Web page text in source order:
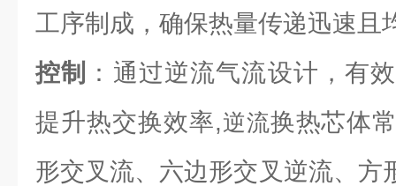
工序制成，确保热量传递迅速且
控制
：通过逆流气流设计，有
提升热交换效率,逆流换热芯体
形交叉流、六边形交叉逆流、方